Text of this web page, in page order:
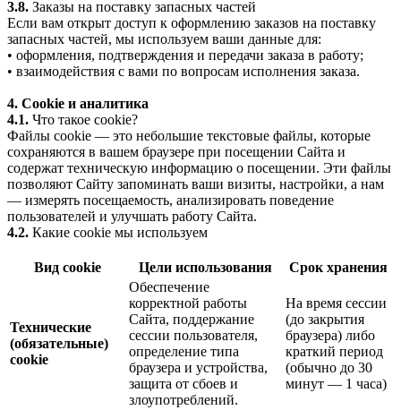
3.8. Заказы на поставку запасных частей
Если вам открыт доступ к оформлению заказов на поставку
запасных частей, мы используем ваши данные для:
• оформления, подтверждения и передачи заказа в работу;
• взаимодействия с вами по вопросам исполнения заказа.
4. Cookie и аналитика
4.1. Что такое cookie?
Файлы cookie — это небольшие текстовые файлы, которые
сохраняются в вашем браузере при посещении Сайта и
содержат техническую информацию о посещении. Эти файлы
позволяют Сайту запоминать ваши визиты, настройки, а нам
— измерять посещаемость, анализировать поведение
пользователей и улучшать работу Сайта.
4.2. Какие cookie мы используем
Вид cookie Цели использования Срок хранения
Технические
(обязательные)
cookie
Обеспечение
корректной работы
Сайта, поддержание
сессии пользователя,
определение типа
браузера и устройства,
защита от сбоев и
злоупотреблений.
На время сессии
(до закрытия
браузера) либо
краткий период
(обычно до 30
минут — 1 часа)